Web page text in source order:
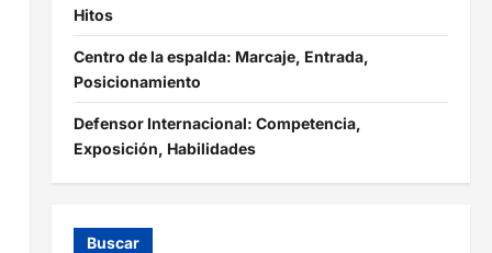
Hitos
Centro de la espalda: Marcaje, Entrada,
Posicionamiento
Defensor Internacional: Competencia,
Exposición, Habilidades
Buscar